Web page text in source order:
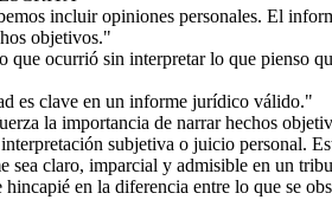
incluir opiniones personales. El
objetivos."
que ocurrió sin interpretar lo que pienso
es clave en un informe jurídico válido."
la importancia de narrar hechos
subjetiva o juicio personal.
sea claro, imparcial y admisible en un
en la diferencia entre lo que se